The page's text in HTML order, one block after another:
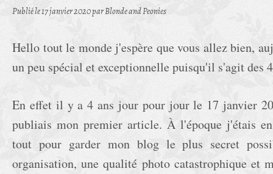
Publié le17 janvier 2020par Blonde and Peonies
Hello tout le monde j'espère que vous allez bien,
un peu spécial et exceptionnelle puisqu'il s'agit des
En effet il y a 4 ans jour pour jour le 17 janvier
publiais mon premier article. À l'époque j'étais
tout pour garder mon blog le plus secret
organisation, une qualité photo catastrophique et